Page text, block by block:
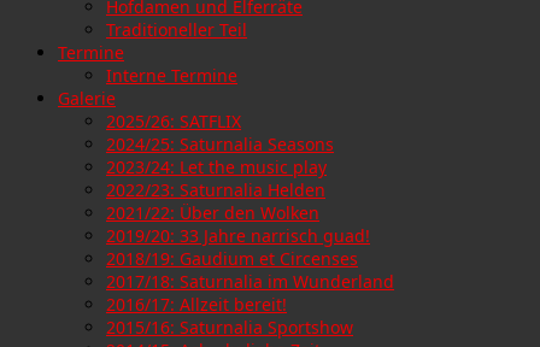
Hofdamen und Elferräte
Traditioneller Teil
Termine
Interne Termine
Galerie
2025/26: SATFLIX
2024/25: Saturnalia Seasons
2023/24: Let the music play
2022/23: Saturnalia Helden
2021/22: Über den Wolken
2019/20: 33 Jahre narrisch guad!
2018/19: Gaudium et Circenses
2017/18: Saturnalia im Wunderland
2016/17: Allzeit bereit!
2015/16: Saturnalia Sportshow